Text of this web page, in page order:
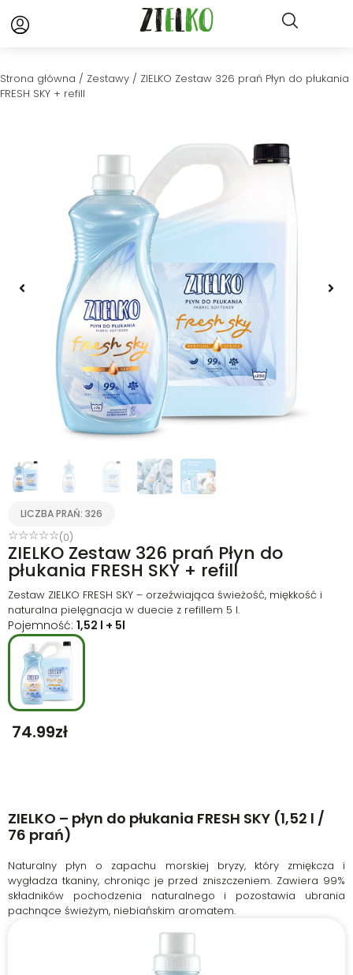
Strona główna / Zestawy / ZIELKO Zestaw 326 prań Płyn do płukania
FRESH SKY + refill
LICZBA PRAŃ: 326
☆☆☆☆☆(0)
ZIELKO Zestaw 326 prań Płyn do
płukania FRESH SKY + refill
Zestaw ZIELKO FRESH SKY – orzeźwiająca świeżość, miękkość i
naturalna pielęgnacja w duecie z refillem 5 l.
Pojemność: 1,52 l + 5l
74.99Zł
ZIELKO – płyn do płukania FRESH SKY (1,52 l /
76 prań)
Naturalny płyn o zapachu morskiej bryzy, który zmiękcza i
wygładza tkaniny, chroniąc je przed zniszczeniem. Zawiera 99%
składników pochodzenia naturalnego i pozostawia ubrania
pachnące świeżym, niebiańskim aromatem.